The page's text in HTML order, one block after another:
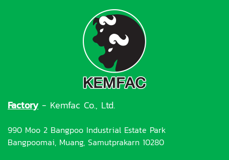
Factory - Kemfac Co., Ltd.
990 Moo 2 Bangpoo Industrial Estate Park
Bangpoomai, Muang, Samutprakarn 10280